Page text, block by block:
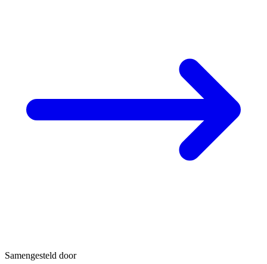
Samengesteld door